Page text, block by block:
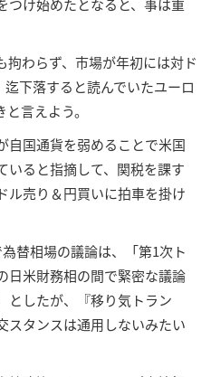
つけ始めたとなると、事は重
拘わらず、市場が年初には対ド
下落すると読んでいたユーロ
言えよう。
自国通貨を弱めることで米国
いると指摘して、関税を課す
ル売り＆円買いに拍車を掛け
替相場の議論は、「第1次ト
日米財務相の間で緊密な議論
としたが、『移り気トラン
スタンスは通用しないみたい